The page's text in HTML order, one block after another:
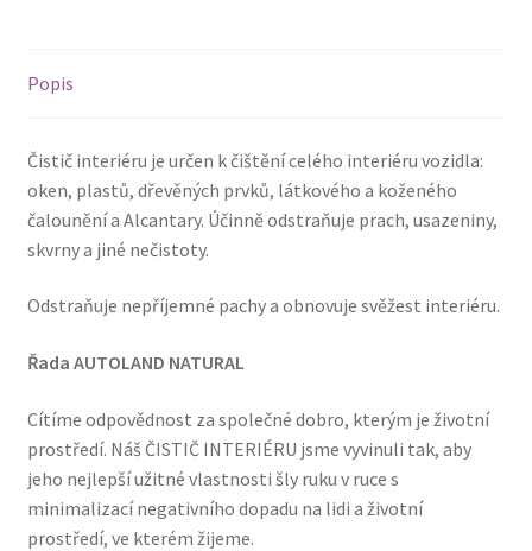
Popis
Čistič interiéru je určen k čištění celého interiéru vozidla:
oken, plastů, dřevěných prvků, látkového a koženého
čalounění a Alcantary. Účinně odstraňuje prach, usazeniny,
skvrny a jiné nečistoty.
Odstraňuje nepříjemné pachy a obnovuje svěžest interiéru.
Řada AUTOLAND NATURAL
Cítíme odpovědnost za společné dobro, kterým je životní
prostředí. Náš ČISTIČ INTERIÉRU jsme vyvinuli tak, aby
jeho nejlepší užitné vlastnosti šly ruku v ruce s
minimalizací negativního dopadu na lidi a životní
prostředí, ve kterém žijeme.